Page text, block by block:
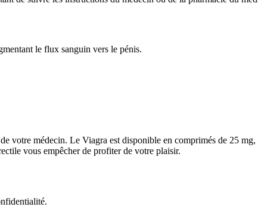
le flux sanguin vers le pénis.
votre médecin. Le Viagra est disponible en comprimés de 25
vous empêcher de profiter de votre plaisir.